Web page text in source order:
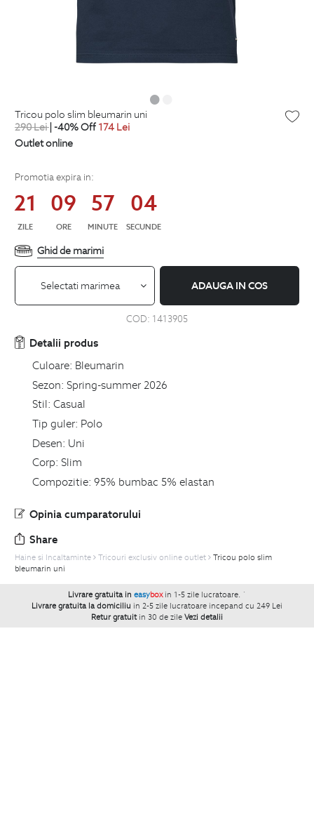
tricou polo slim bleumarin uni
290Lei| -40% Off 174 Lei
Outlet online
Promotia expira in:
21
ZILE
09
ORE
57
MINUTE
04
SECUNDE
Ghid de marimi
Selectati marimea ADAUGA IN COS
COD: 1413905
Detalii produs
Culoare: Bleumarin
Sezon: Spring-summer 2026
Stil: Casual
Tip guler: Polo
Desen: Uni
Corp: Slim
Compozitie: 95% bumbac 5% elastan
Opinia cumparatorului
Share
Haine si Incaltaminte Tricouri exclusiv online outlet
Tricou polo slim
bleumarin uni
Livrare gratuita in easybox in 1-5 zile lucratoare. `
Livrare gratuita la domiciliu in 2-5 zile lucratoare incepand cu 249 Lei
Retur gratuit in 30 de zile Vezi detalii